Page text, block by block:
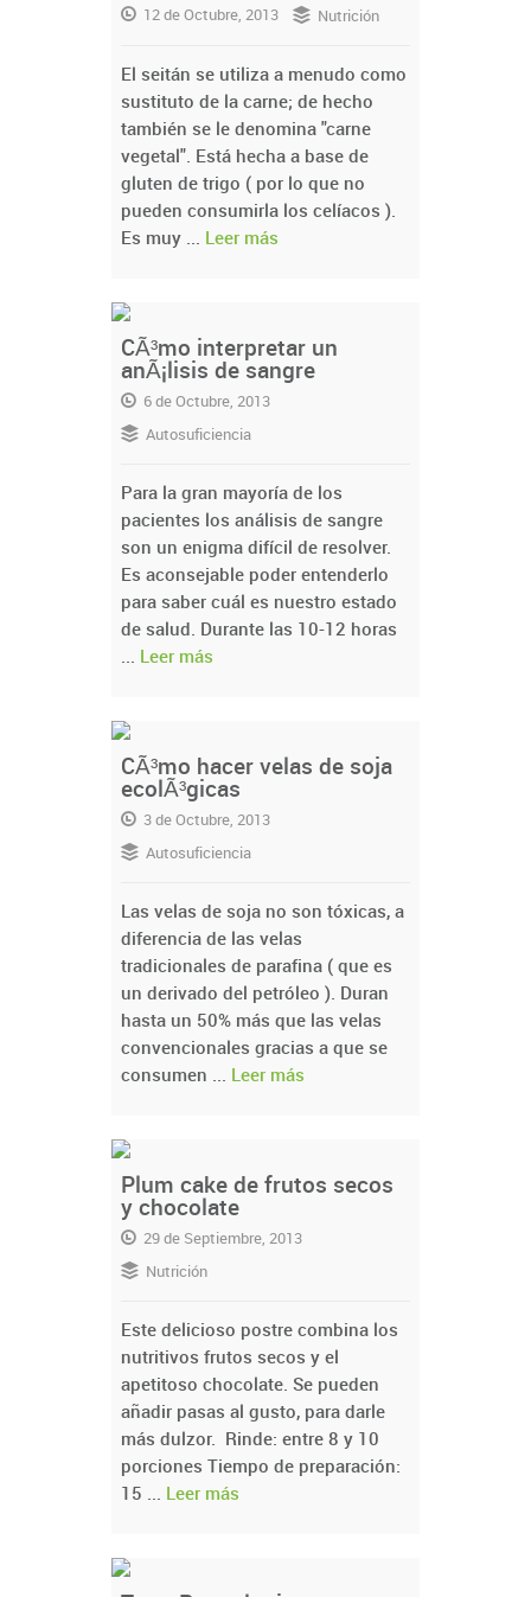
12 de Octubre, 2013 Nutrición
El seitán se utiliza a menudo como
sustituto de la carne; de hecho
también se le denomina "carne
vegetal". Está hecha a base de
gluten de trigo ( por lo que no
pueden consumirla los celíacos ).
Es muy ... Leer más
CÃ³mo interpretar un
anÃ¡lisis de sangre
6 de Octubre, 2013
Autosuficiencia
Para la gran mayoría de los
pacientes los análisis de sangre
son un enigma difícil de resolver.
Es aconsejable poder entenderlo
para saber cuál es nuestro estado
de salud. Durante las 10-12 horas
... Leer más
CÃ³mo hacer velas de soja
ecolÃ³gicas
3 de Octubre, 2013
Autosuficiencia
Las velas de soja no son tóxicas, a
diferencia de las velas
tradicionales de parafina ( que es
un derivado del petróleo ). Duran
hasta un 50% más que las velas
convencionales gracias a que se
consumen ... Leer más
Plum cake de frutos secos
y chocolate
29 de Septiembre, 2013
Nutrición
Este delicioso postre combina los
nutritivos frutos secos y el
apetitoso chocolate. Se pueden
añadir pasas al gusto, para darle
más dulzor. Rinde: entre 8 y 10
porciones Tiempo de preparación:
15 ... Leer más